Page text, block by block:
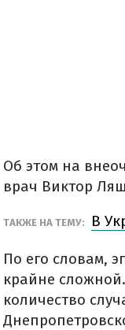
Об этом на
врач Виктор
ТАКЖЕ НА ТЕМУ: В
По его словам,
крайне
количество